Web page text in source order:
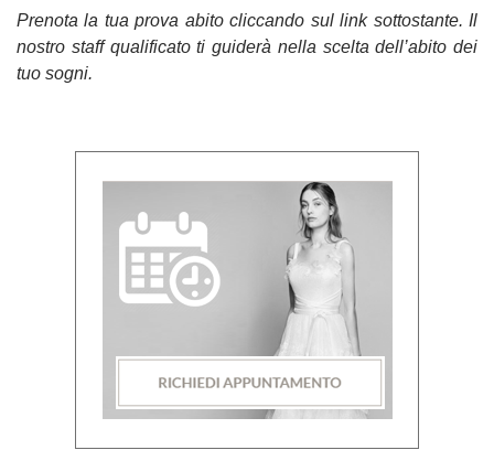
Prenota la tua prova abito cliccando sul link sottostante. Il
nostro staff qualificato ti guiderà nella scelta dell’abito dei
tuo sogni.